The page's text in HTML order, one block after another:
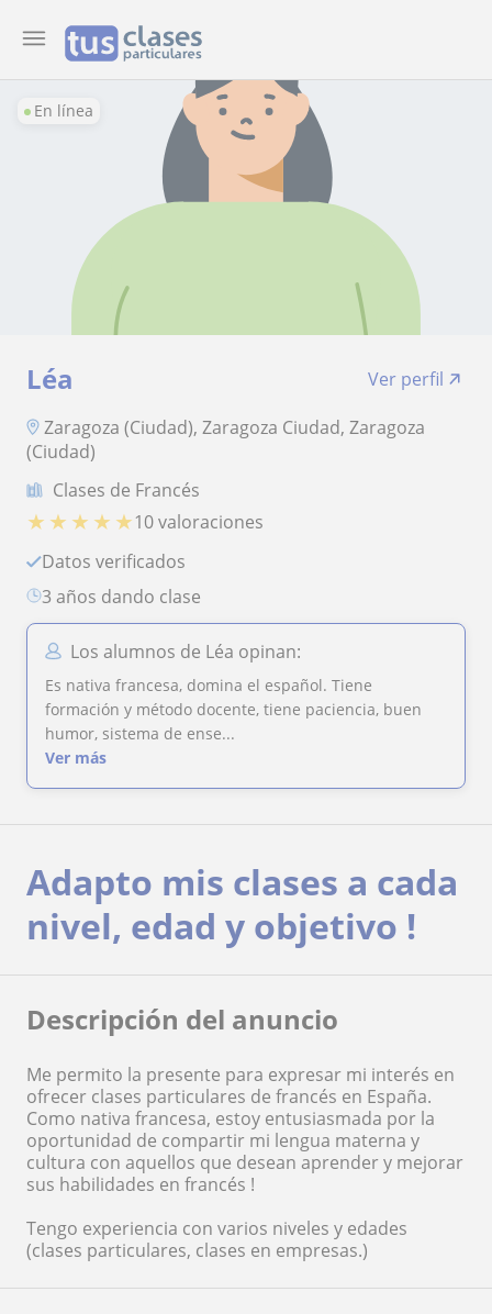
En línea
Léa
Ver perfil
Zaragoza (Ciudad), Zaragoza Ciudad, Zaragoza
(Ciudad)
Clases de Francés
★ ★ ★ ★ ★10 valoraciones
Datos verificados
3 años dando clase
Los alumnos de Léa opinan:
Es nativa francesa, domina el español. Tiene
formación y método docente, tiene paciencia, buen
humor, sistema de ense...
Ver más
Adapto mis clases a cada
nivel, edad y objetivo !
Descripción del anuncio
Me permito la presente para expresar mi interés en
ofrecer clases particulares de francés en España.
Como nativa francesa, estoy entusiasmada por la
oportunidad de compartir mi lengua materna y
cultura con aquellos que desean aprender y mejorar
sus habilidades en francés !
Tengo experiencia con varios niveles y edades
(clases particulares, clases en empresas.)